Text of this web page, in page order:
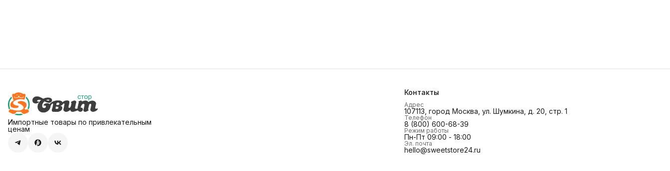
Импортные товары по привлекательным
ценам
Контакты
Адрес
107113, город Москва, ул. Шумкина, д. 20, стр. 1
Телефон
8 (800) 600-68-39
Режим работы
Пн-Пт 09:00 - 18:00
Эл. почта
hello@sweetstore24.ru